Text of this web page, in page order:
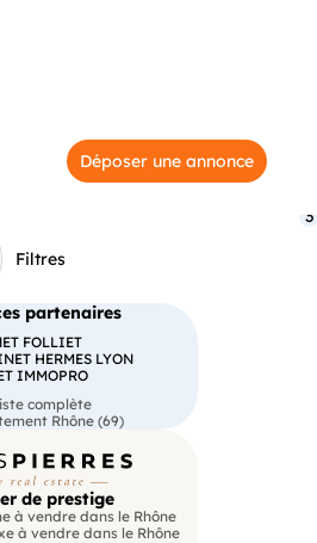
Déposer une annonce
Filtres
3
partenaires
FOLLIET
HERMES LYON
IMMOPRO
complète
Rhône (69)
de prestige
à vendre dans le Rhône
à vendre dans le Rhône